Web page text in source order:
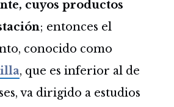
cuyos productos
; entonces el
conocido como
, que es inferior al de
va dirigido a estudios